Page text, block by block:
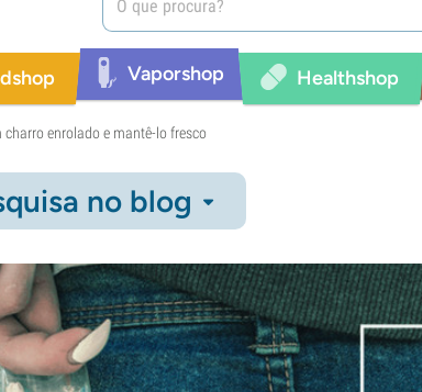
Vaporshop Healthshop
enrolado e mantê-lo fresco
no blog